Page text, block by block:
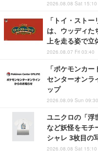
2026.08.08 Sat 15:10
「トイ・スト
は、ウッディた
上を走る姿で立
2026.08.07 Fri 03:40
「ポケモンカ
センターオンラ
ップ
2026.08.09 Sun 09:30
ユニクロの「浮
など妖怪をモチ
シャレ 3枚目の
2026.08.08 Sat 15:10